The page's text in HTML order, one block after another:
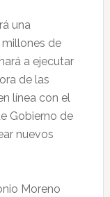
una
de
a ejecutar
de las
línea con el
Gobierno de
nuevos
Moreno